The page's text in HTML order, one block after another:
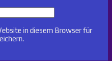
in diesem Browser für